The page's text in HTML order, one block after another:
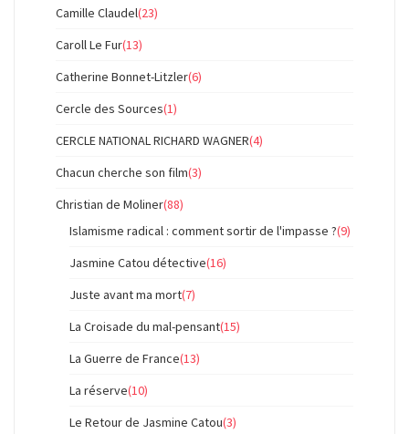
Camille Claudel(23)
Caroll Le Fur(13)
Catherine Bonnet-Litzler(6)
Cercle des Sources(1)
CERCLE NATIONAL RICHARD WAGNER(4)
Chacun cherche son film(3)
Christian de Moliner(88)
Islamisme radical : comment sortir de l'impasse ?(9)
Jasmine Catou détective(16)
Juste avant ma mort(7)
La Croisade du mal-pensant(15)
La Guerre de France(13)
La réserve(10)
Le Retour de Jasmine Catou(3)